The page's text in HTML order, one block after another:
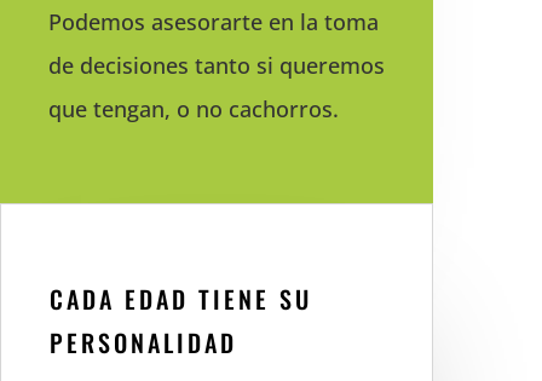
Podemos asesorarte en la toma
de decisiones tanto si queremos
que tengan, o no cachorros.
CADA EDAD TIENE SU
PERSONALIDAD